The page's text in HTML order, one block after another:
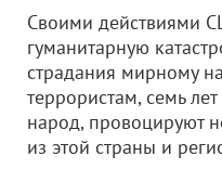
Своими действиями
гуманитарную
страдания мирному
террористам, семь
народ, провоцируют
из этой страны и